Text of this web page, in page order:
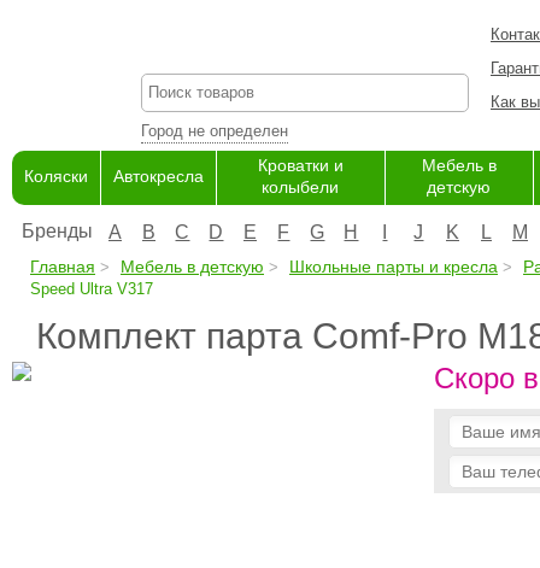
Город не определен
Как
Коляски Автокресла
Кроватки и
колыбели
Мебель в
детскую
Бренды A B C D E F G H J K L M
Главная Мебель в детскую Школьные парты и кресла
Speed Ultra V317
Комплект парта Comf-Pro
Скоро